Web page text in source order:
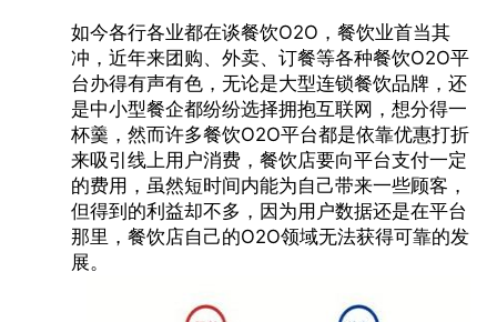
如今各行各业都在谈餐饮O2O ，餐饮业首当其
冲，近年来团购、外卖、订餐等各种餐饮O2O平
台办得有声有色，无论是大型连锁餐饮品牌，还
是中小型餐企都纷纷选择拥抱互联网，想分得一
杯羹，然而许多餐饮O2O平台都是依靠优惠打折
来吸引线上用户消费，餐饮店要向平台支付一定
的费用，虽然短时间内能为自己带来一些顾客，
但得到的利益却不多，因为用户数据还是在平台
那里，餐饮店自己的O2O领域无法获得可靠的发
展。